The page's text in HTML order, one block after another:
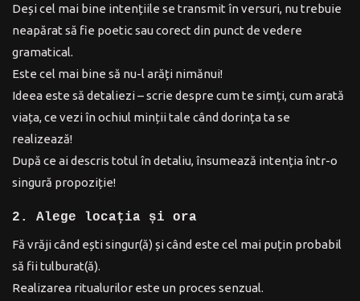
Deși cel mai bine intențiile se transmit în versuri, nu trebuie
neapărat să fie poetic sau corect din punct de vedere
gramatical.
Este cel mai bine să nu-l arăți nimănui!
Ideea este să detaliezi – scrie despre cum te simți, cum arată
viața, ce vezi în ochiul minții tale când dorința ta se
realizează!
După ce ai descris totul în detaliu, însumează intenția într-o
singură propoziție!
2. Alege locația și ora
Fă vrăji când ești singur(ă) și când este cel mai puțin probabil
să fii tulburat(ă).
Realizarea ritualurilor este un proces senzual.